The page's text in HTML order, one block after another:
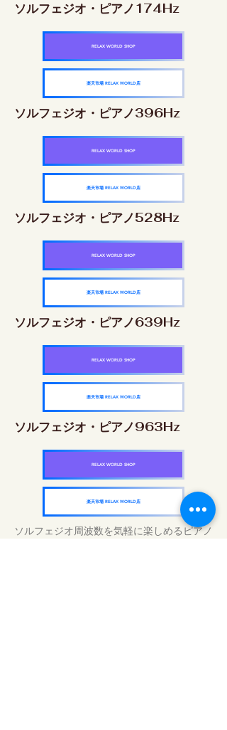
ソルフェジオ・ピアノ174Hz
RELAX WORLD SHOP
楽天市場 RELAX WORLD店
ソルフェジオ・ピアノ396Hz
RELAX WORLD SHOP
楽天市場 RELAX WORLD店
ソルフェジオ・ピアノ528Hz
RELAX WORLD SHOP
楽天市場 RELAX WORLD店
ソルフェジオ・ピアノ639Hz
RELAX WORLD SHOP
楽天市場 RELAX WORLD店
ソルフェジオ・ピアノ963Hz
RELAX WORLD SHOP
楽天市場 RELAX WORLD店
ソルフェジオ周波数を気軽に楽しめるピアノ